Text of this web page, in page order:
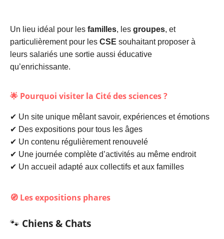
Un lieu idéal pour les familles, les groupes, et
particulièrement pour les CSE souhaitant proposer à
leurs salariés une sortie aussi éducative
qu’enrichissante.
🌟 Pourquoi visiter la Cité des sciences ?
✔ Un site unique mêlant savoir, expériences et émotions
✔ Des expositions pour tous les âges
✔ Un contenu régulièrement renouvelé
✔ Une journée complète d’activités au même endroit
✔ Un accueil adapté aux collectifs et aux familles
🧭 Les expositions phares
🐾 Chiens & Chats